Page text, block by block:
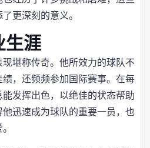
更深刻的意义。
生涯
堪称传奇。他所效力的球队不
，还频频参加国际赛事。在每
发挥出色，以绝佳的状态帮助
迅速成为球队的重要一员，也